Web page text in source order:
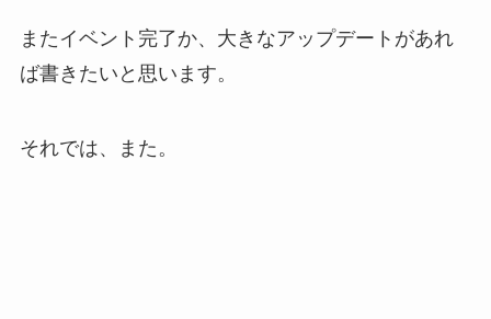
またイベント完了か、大きなアップデートがあれ
ば書きたいと思います。
それでは、また。